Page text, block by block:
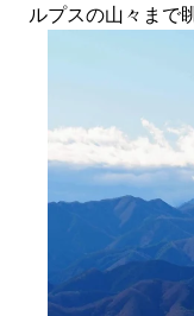
ルプスの山々まで